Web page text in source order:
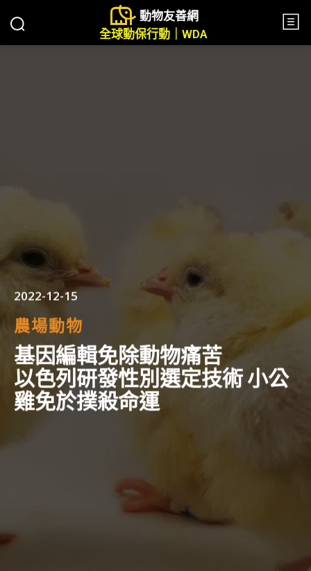
動物友善網
全球動保行動｜WDA
2022-12-15
農場動物
基因編輯免除動物痛苦
以色列研發性別選定技術 小公
雞免於撲殺命運